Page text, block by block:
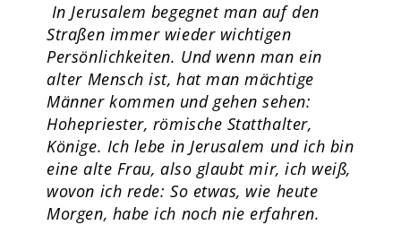
In Jerusalem begegnet man auf den
Straßen immer wieder wichtigen
Persönlichkeiten. Und wenn man ein
alter Mensch ist, hat man mächtige
Männer kommen und gehen sehen:
Hohepriester, römische Statthalter,
Könige. Ich lebe in Jerusalem und ich bin
eine alte Frau, also glaubt mir, ich weiß,
wovon ich rede: So etwas, wie heute
Morgen, habe ich noch nie erfahren.